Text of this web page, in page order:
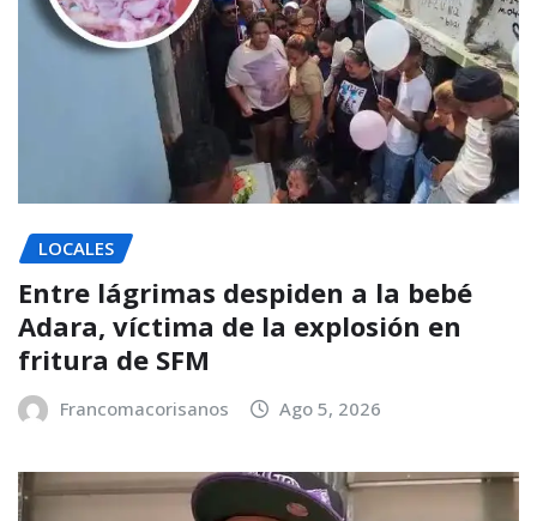
LOCALES
Entre lágrimas despiden a la bebé
Adara, víctima de la explosión en
fritura de SFM
Francomacorisanos Ago 5, 2026